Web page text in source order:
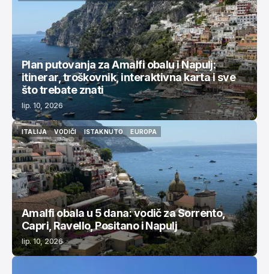
ITALIJA PLANOVI PUTOVANJA ISTAKNUTO
Plan putovanja za Amalfi obalu i Napulj:
itinerar, troškovnik, interaktivna karta i sve
što trebate znati
lip. 10, 2026
ITALIJA
ITALIJA
VODIČI
VODIČI
ISTAKNUTO
ISTAKNUTO
EUROPA
EUROPA
Amalfi obala u 5 dana: vodič za Sorrento,
Capri, Ravello, Positano i Napulj
lip. 10, 2026